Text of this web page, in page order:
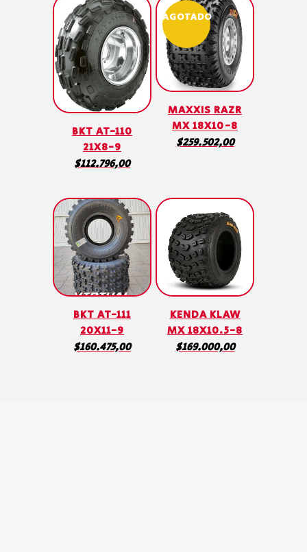
BKT AT-110
21X8-9
$112.796,00
AGOTADO
MAXXIS RAZR
MX 18X10-8
$259.502,00
BKT AT-111
20X11-9
$160.475,00
KENDA KLAW
MX 18X10.5-8
$169.000,00